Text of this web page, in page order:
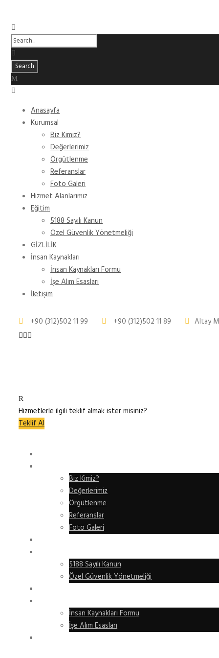
Anasayfa
Kurumsal
Biz Kimiz?
Değerlerimiz
Örgütlenme
Referanslar
Foto Galeri
Hizmet Alanlarımız
Eğitim
5188 Sayılı Kanun
Özel Güvenlik Yönetmeliği
GİZLİLİK
İnsan Kaynakları
İnsan Kaynakları Formu
İşe Alım Esasları
İletişim
+90 (312)502 11 99 +90 (312)502 11 89 Altay
Hizmetlerle ilgili teklif almak ister misiniz?
Teklif Al
Biz Kimiz?
Değerlerimiz
Örgütlenme
Referanslar
Foto Galeri
5188 Sayılı Kanun
Özel Güvenlik Yönetmeliği
İnsan Kaynakları Formu
İşe Alım Esasları